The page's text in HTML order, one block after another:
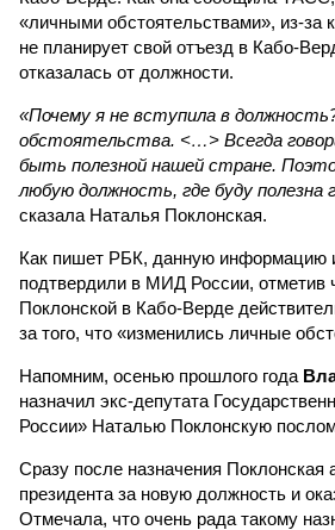
«личными обстоятельствами», из-за
не планирует свой отъезд в Кабо-
отказалась от должности.
«Почему я не вступила в
обстоятельства. <…> Всегда
быть полезной нашей стране.
любую должность, где буду полезна
сказала Наталья Поклонская.
Как пишет РБК, данную информацию
подтвердили в МИД России, отметив
Поклонской в Кабо-Верде
за того, что «изменились личные
Напомним, осенью прошлого года
назначил экс-депутата
России» Наталью Поклонскую
Сразу после назначения Поклонская
президента за новую должность и
Отмечала, что очень рада такому